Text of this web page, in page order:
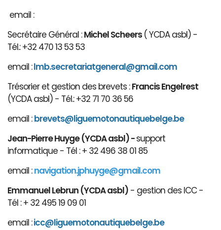
email :
Secrétaire Général :Michel Scheers ( YCDA asbl) -
Tél.: +32 470 13 53 53
email :lmb.secretariatgeneral@gmail.com
Trésorier et gestion des brevets :Francis Engelrest
(YCDA asbl) - Tél.: +32 71 70 36 56
email :brevets@liguemotonautiquebelge.be
Jean-Pierre Huyge (YCDA asbl) -support
informatique - Tél : + 32 496 38 01 85
email :navigation.jphuyge@gmail.com
Emmanuel Lebrun (YCDA asbl) - gestion des ICC -
Tél : + 32 495 19 09 01
email :icc@liguemotonautiquebelge.be